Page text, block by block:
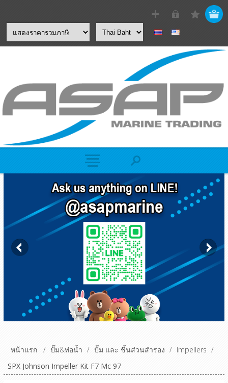
หน้าแรก / ปั๊ม&ท่อน้ำ / ปั๊ม และ ชิ้นส่วนสำรอง / Impellers /
SPX Johnson Impeller Kit F7 Mc 97